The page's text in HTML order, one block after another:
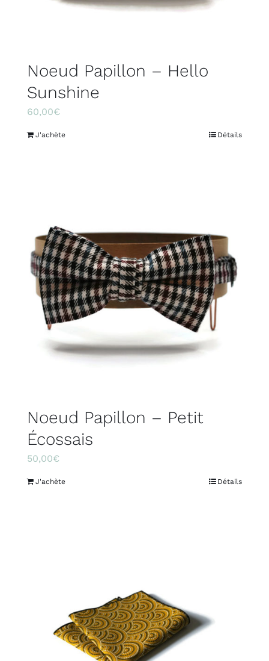
Noeud Papillon – Hello
Sunshine
60,00€
J'achète Détails
Noeud Papillon – Petit
Écossais
50,00€
J'achète Détails